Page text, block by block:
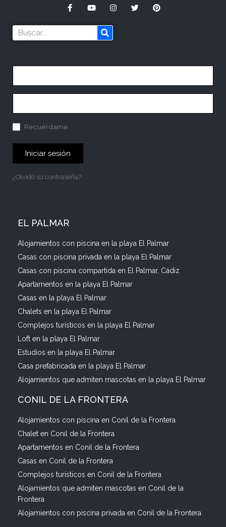
Recuérdame
Iniciar sesión
¿Olvidó su contraseña?
EL PALMAR
Alojamientos con piscina en la playa El Palmar
Casas con piscina privada en la playa El Palmar
Casas con piscina compartida en El Palmar, Cádiz
Apartamentos en la playa El Palmar
Casas en la playa El Palmar
Chalets en la playa El Palmar
Complejos turísticos en la playa El Palmar
Loft en la playa El Palmar
Estudios en la playa El Palmar
Casa prefabricada en la playa El Palmar
Alojamientos que admiten mascotas en la playa El Palmar
CONIL DE LA FRONTERA
Alojamientos con piscina en Conil de la Frontera
Chalet en Conil de la Frontera
Apartamentos en Conil de la Frontera
Casas en Conil de la Frontera
Complejos turísticos en Conil de la Frontera
Alojamientos que admiten mascotas en Conil de la
Frontera
Alojamientos con piscina privada en Conil de la Frontera